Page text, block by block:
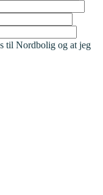
til Nordbolig og at jeg